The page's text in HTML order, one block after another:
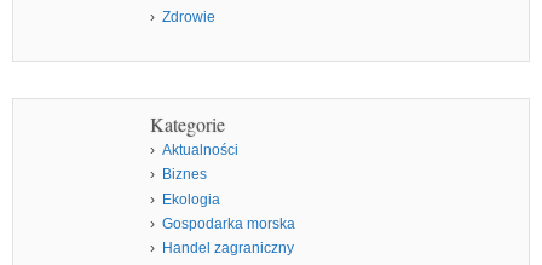
Zdrowie
Kategorie
Aktualności
Biznes
Ekologia
Gospodarka morska
Handel zagraniczny